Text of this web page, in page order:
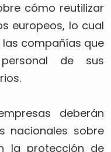
cómo reutilizar
europeos, lo cual
compañías que
de sus
deberán
nacionales sobre
la protección de